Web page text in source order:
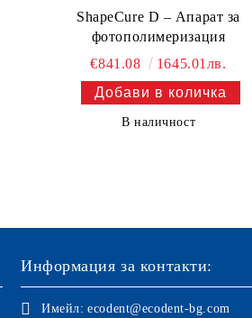
ShapeCure D – Апарат за
фотополимеризация
€841.08
1645.01лв.
В наличност
Информация за контакти:
Имейл: ecodent@ecodent-bg.com